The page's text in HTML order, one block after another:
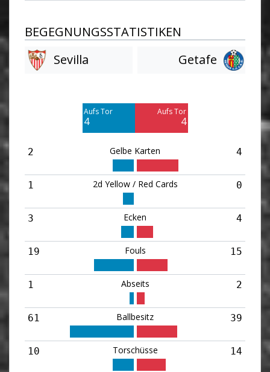
BEGEGNUNGSSTATISTIKEN
Sevilla
Getafe
Aufs Tor
4
Aufs Tor
4
2 Gelbe Karten 4
1 2d Yellow / Red Cards 0
3 Ecken 4
19 Fouls 15
1 Abseits 2
61 Ballbesitz 39
10 Torschüsse 14